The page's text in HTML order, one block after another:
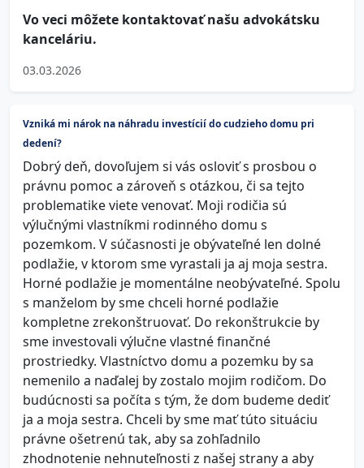
Vo veci môžete kontaktovať našu advokátsku
kanceláriu.
03.03.2026
Vzniká mi nárok na náhradu investícií do cudzieho domu pri
dedení?
Dobrý deň, dovoľujem si vás osloviť s prosbou o
právnu pomoc a zároveň s otázkou, či sa tejto
problematike viete venovať. Moji rodičia sú
výlučnými vlastníkmi rodinného domu s
pozemkom. V súčasnosti je obývateľné len dolné
podlažie, v ktorom sme vyrastali ja aj moja sestra.
Horné podlažie je momentálne neobývateľné. Spolu
s manželom by sme chceli horné podlažie
kompletne zrekonštruovať. Do rekonštrukcie by
sme investovali výlučne vlastné finančné
prostriedky. Vlastníctvo domu a pozemku by sa
nemenilo a naďalej by zostalo mojim rodičom. Do
budúcnosti sa počíta s tým, že dom budeme dediť
ja a moja sestra. Chceli by sme mať túto situáciu
právne ošetrenú tak, aby sa zohľadnilo
zhodnotenie nehnuteľnosti z našej strany a aby